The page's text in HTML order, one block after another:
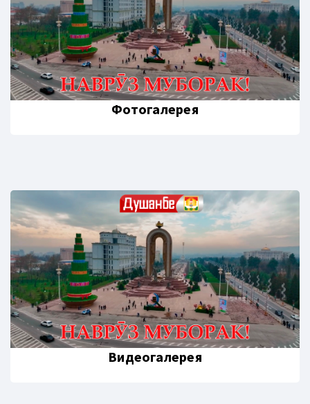
Фотогалерея
Видеогалерея